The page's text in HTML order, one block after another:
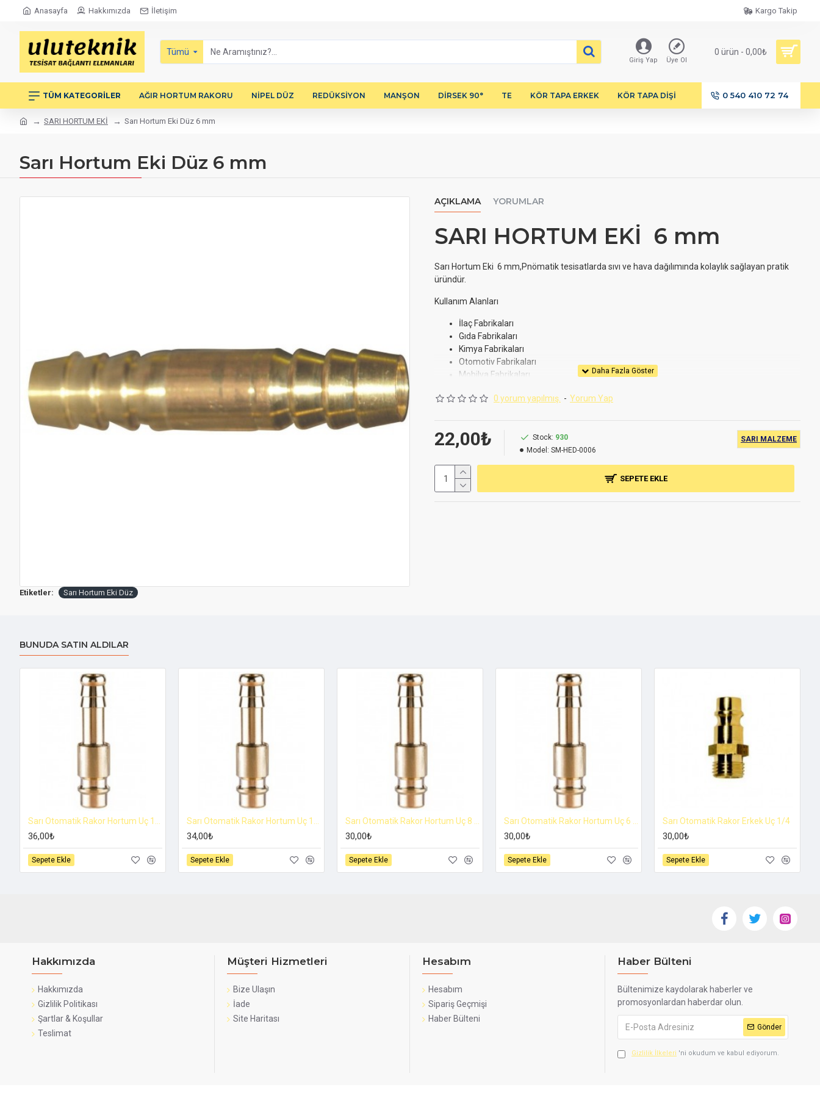
Anasayfa Hakkımızda İletişim Kargo Takip
Tümü
Giriş Yap Üye Ol
0 ürün - 0,00₺
TÜM KATEGORILER AĞIR HORTUM RAKORU NİPEL DÜZ REDÜKSİYON MANŞON DİRSEK 90° TE KÖR TAPA ERKEK KÖR TAPA DİŞİ 0 540 410 72 74
SARI HORTUM EKİ Sarı Hortum Eki Düz 6 mm
Sarı Hortum Eki Düz 6 mm
AÇIKLAMA YORUMLAR
SARI HORTUM EKİ 6 mm
Sarı Hortum Eki 6 mm,Pnömatik tesisatlarda sıvı ve hava dağılımında kolaylık sağlayan pratik
üründür.
Kullanım Alanları
İlaç Fabrikaları
Gıda Fabrikaları
Kimya Fabrikaları
Otomotiv Fabrikaları
Mobilya Fabrikaları
Makine İmalatı
Fiyatlarda,satış şartlarında ve teknik özelliklerde değişiklik yapma hakkımız saklıdır.
Birinci kalite pirinçten imal edilmiştir.
0 yorum yapılmış. - Yorum Yap
22,00₺ Stock: 930
Model: SM-HED-0006
SARI MALZEME
SEPETE EKLE
Etiketler: Sarı Hortum Eki Düz
BUNUDA SATIN ALDILAR
36,00₺
Sepete Ekle
34,00₺
Sepete Ekle
30,00₺
Sepete Ekle
30,00₺
Sepete Ekle
Sarı Otomatik Rakor Erkek Uç 1/4
30,00₺
Sepete Ekle
Hakkımızda
Hakkımızda
Gizlilik Politikası
Şartlar & Koşullar
Teslimat
Müşteri Hizmetleri
Bize Ulaşın
İade
Site Haritası
Hesabım
Hesabım
Sipariş Geçmişi
Haber Bülteni
Haber Bülteni
Bültenimize kaydolarak haberler ve
promosyonlardan haberdar olun.
Gönder
Gizlilik İlkeleri 'ni okudum ve kabul ediyorum.